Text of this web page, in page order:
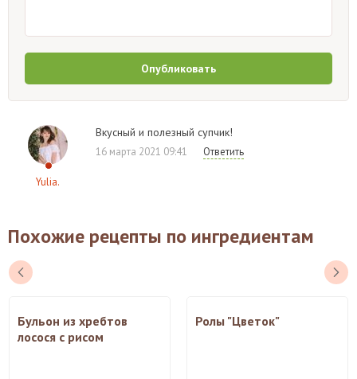
Опубликовать
Yulia.
Вкусный и полезный супчик!
16 марта 2021 09:41 Ответить
Похожие рецепты по ингредиентам
Бульон из хребтов
лосося с рисом
Ролы "Цветок"